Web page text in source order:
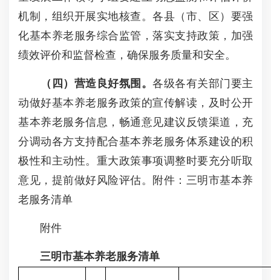
机制，组织开展实地核查。各县（市、区）要强
化基本养老服务综合监管，落实支持政策，加强
绩效评价和监督检查，确保服务质量和安全。
（四）营造良好氛围。 各级各有关部门要主
动做好基本养老服务政策的宣传解读，及时公开
基本养老服务信息，畅通意见建议反馈渠道，充
分调动各方支持配合基本养老服务体系建设的积
极性和主动性。重大政策事项调整时要充分听取
意见，提前做好风险评估。
附件：三明市基本养
老服务清单
附件
三明市基本养老服务清单